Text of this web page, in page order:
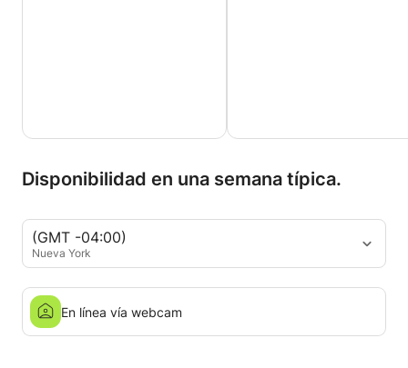
Disponibilidad en una semana típica.
(GMT -04:00)
Nueva York
En línea vía webcam